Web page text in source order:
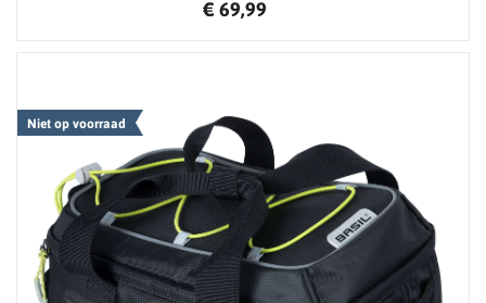
€ 69,99
Niet op voorraad